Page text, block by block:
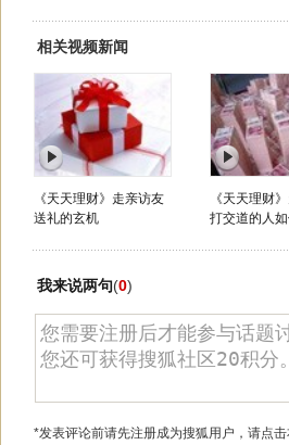
相关视频新闻
《天天理财》走亲访友
送礼的玄机
《天天理财
打交道的人
我来说两句(0)
*发表评论前请先注册成为搜狐用户，请点击